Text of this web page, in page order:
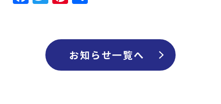
お知らせ一覧へ